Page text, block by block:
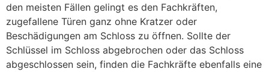
den meisten Fällen gelingt es den Fachkräften,
zugefallene Türen ganz ohne Kratzer oder
Beschädigungen am Schloss zu öffnen. Sollte der
Schlüssel im Schloss abgebrochen oder das Schloss
abgeschlossen sein, finden die Fachkräfte ebenfalls eine